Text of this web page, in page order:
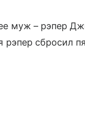
муж – рэпер
рэпер сбросил